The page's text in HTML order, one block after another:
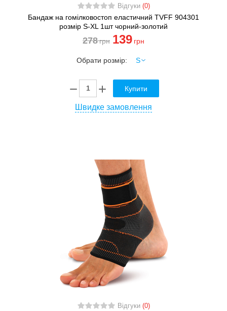
Відгуки (0)
Бандаж на гомілковостоп еластичний TVFF 904301
розмір S-XL 1шт чорний-золотий
278грн 139 грн
Обрати розмір:
Купити
Швидке замовлення
Відгуки (0)